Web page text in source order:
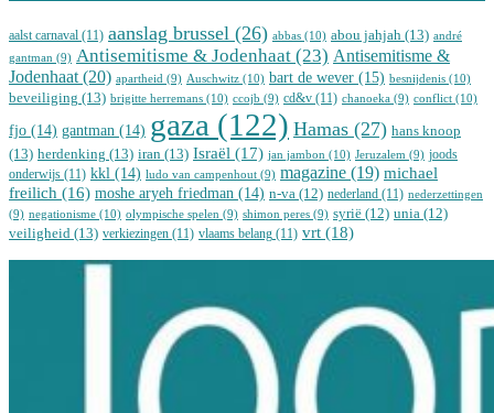
aalst carnaval (11) aanslag brussel (26) abbas (10) abou jahjah (13) andré
gantman (9) Antisemitisme & Jodenhaat (23) Antisemitisme &
Jodenhaat (20) apartheid (9) Auschwitz (10) bart de wever (15) besnijdenis (10)
beveiliging (13) brigitte herremans (10) ccojb (9) cd&v (11) chanoeka (9) conflict (10)
fjo (14) gantman (14) gaza (122) Hamas (27) hans knoop
(13) herdenking (13) iran (13) Israël (17) jan jambon (10) Jeruzalem (9) joods
onderwijs (11) kkl (14) ludo van campenhout (9) magazine (19) michael
freilich (16) moshe aryeh friedman (14) n-va (12) nederland (11) nederzettingen
(9) negationisme (10) olympische spelen (9) shimon peres (9) syrië (12) unia (12)
veiligheid (13) verkiezingen (11) vlaams belang (11) vrt (18)